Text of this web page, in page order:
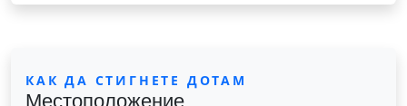
КАК ДА СТИГНЕТЕ ДОТАМ
Местоположение